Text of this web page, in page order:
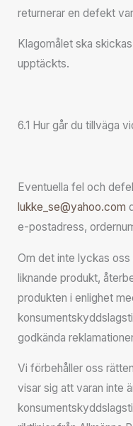
returnerar en defekt
Klagomålet ska
upptäckts.
6.1 Hur går du tillväga
Eventuella fel och
lukke_se@yahoo.com
e-postadress,
Om det inte lyckas
liknande produkt,
produkten i enlighet
godkända
Vi förbehåller oss
visar sig att varan inte